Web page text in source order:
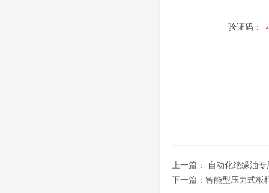
验证码：
上一篇：
自动化绝缘油
下一篇： 智能型压力式板